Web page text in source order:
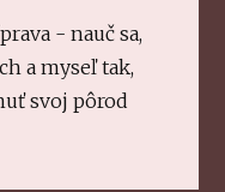
- nauč sa,
a myseľ tak,
svoj pôrod